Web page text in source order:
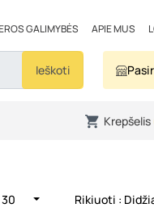
GALIMYBĖS APIE MUS
Ieškoti
Krepšelis
Rikiuoti :